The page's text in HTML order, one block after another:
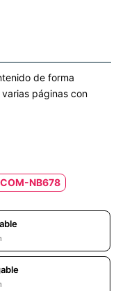
de forma
páginas con
NB678